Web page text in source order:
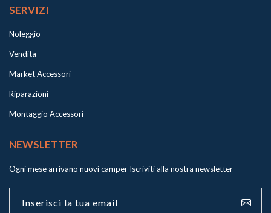
SERVIZI
Noleggio
Vendita
Market Accessori
Riparazioni
Montaggio Accessori
NEWSLETTER
Ogni mese arrivano nuovi camper Iscriviti alla nostra newsletter